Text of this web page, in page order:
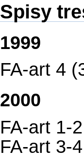
Spisy
1999
FA-art 4
2000
FA-art 1-
FA-art 3-